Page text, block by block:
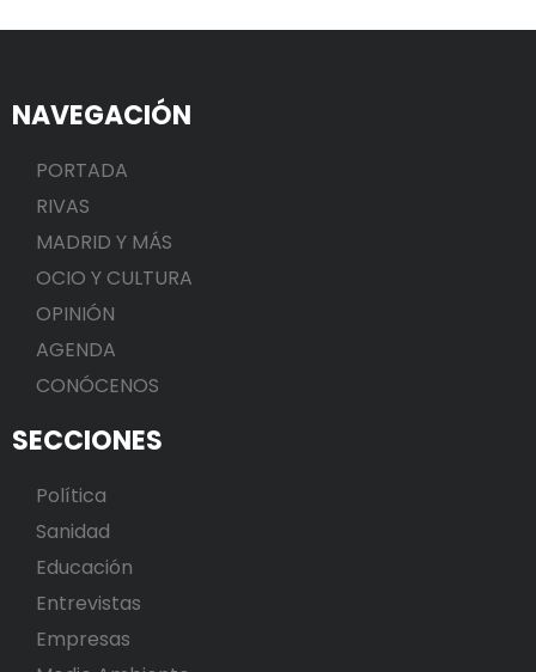
NAVEGACIÓN
PORTADA
RIVAS
MADRID Y MÁS
OCIO Y CULTURA
OPINIÓN
AGENDA
CONÓCENOS
SECCIONES
Política
Sanidad
Educación
Entrevistas
Empresas